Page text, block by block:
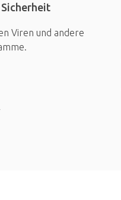
Sicherheit
Viren und andere